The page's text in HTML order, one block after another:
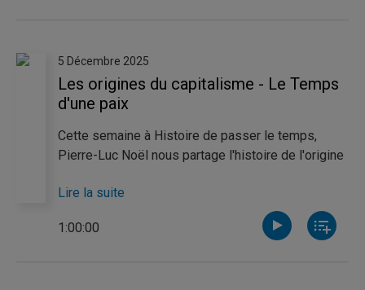
5 Décembre 2025
Les origines du capitalisme - Le Temps
d'une paix
Cette semaine à Histoire de passer le temps,
Pierre-Luc Noël nous partage l'histoire de l'origine
système économique n'a rien d'extraordinaire ou
de définitif. Pour sa part, Claudèle Richard se
penche sur l'émission culte "Le Temps d'une paix".
Lire la suite
1:00:00